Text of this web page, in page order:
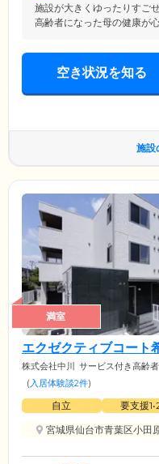
施設が大きくゆったりすご
高齢者になった母の健康が
空き状況を知る
施設
満室
エクゼクティブコート
株式会社中川
サービス付き高齢
(入居体験談2件)
自立 要支援
宮城県仙台市青葉区小